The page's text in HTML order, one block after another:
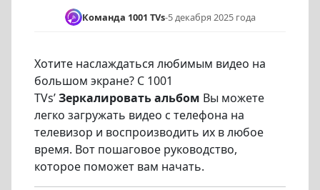
Команда 1001 TVs-5 декабря 2025 года
Хотите наслаждаться любимым видео на
большом экране? С 1001
TVs’Зеркалировать альбом Вы можете
легко загружать видео с телефона на
телевизор и воспроизводить их в любое
время. Вот пошаговое руководство,
которое поможет вам начать.